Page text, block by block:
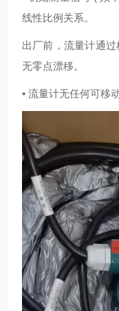
线性比例关系。
出厂前，流量计通
无零点漂移。
• 流量计无任何可移